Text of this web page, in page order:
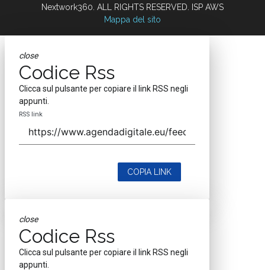
Nextwork360. ALL RIGHTS RESERVED. ISP AWS
Mappa del sito
close
Codice Rss
Clicca sul pulsante per copiare il link RSS negli
appunti.
RSS link
COPIA LINK
close
Codice Rss
Clicca sul pulsante per copiare il link RSS negli
appunti.